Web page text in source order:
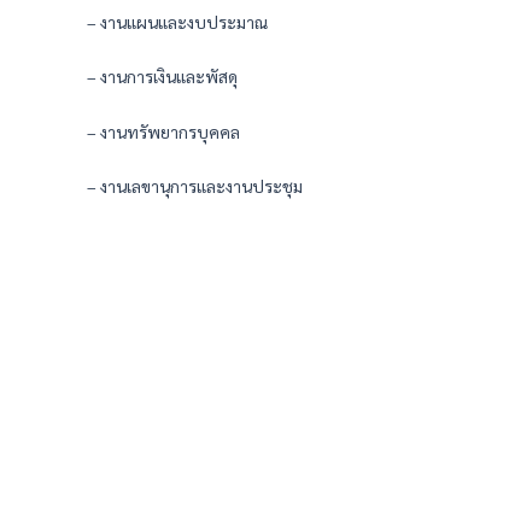
– งานแผนและงบประมาณ
– งานการเงินและพัสดุ
– งานทรัพยากรบุคคล
– งานเลขานุการและงานประชุม